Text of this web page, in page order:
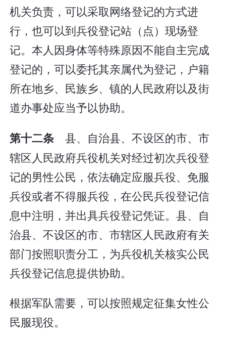
机关负责，可以采取网络登记的方式进
行，也可以到兵役登记站（点）现场登
记。本人因身体等特殊原因不能自主完成
登记的，可以委托其亲属代为登记，户籍
所在地乡、民族乡、镇的人民政府以及街
道办事处应当予以协助。
第十二条 县、自治县、不设区的市、市
辖区人民政府兵役机关对经过初次兵役登
记的男性公民，依法确定应服兵役、免服
兵役或者不得服兵役，在公民兵役登记信
息中注明，并出具兵役登记凭证。县、自
治县、不设区的市、市辖区人民政府有关
部门按照职责分工，为兵役机关核实公民
兵役登记信息提供协助。
根据军队需要，可以按照规定征集女性公
民服现役。